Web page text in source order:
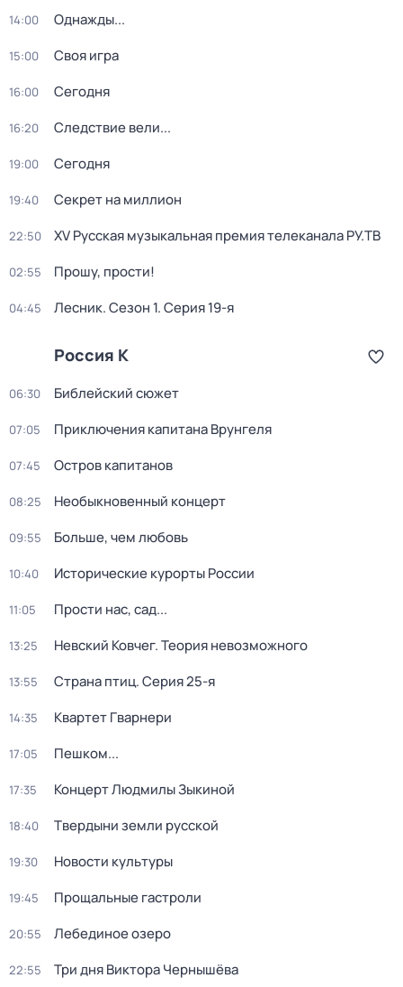
14:00 Однажды...
15:00 Своя игра
16:00 Сегодня
16:20 Следствие вели...
19:00 Сегодня
19:40 Секрет на миллион
22:50 XV Русская музыкальная премия телеканала РУ.ТВ
02:55 Прошу, прости!
04:45 Лесник. Сезон 1. Серия 19-я
Россия К
06:30 Библейский сюжет
07:05 Приключения капитана Врунгеля
07:45 Остров капитанов
08:25 Необыкновенный концерт
09:55 Больше, чем любовь
10:40 Исторические курорты России
11:05 Прости нас, сад...
13:25 Невский Ковчег. Теория невозможного
13:55 Страна птиц. Серия 25-я
14:35 Квартет Гварнери
17:05 Пешком...
17:35 Концерт Людмилы Зыкиной
18:40 Твердыни земли русской
19:30 Новости культуры
19:45 Прощальные гастроли
20:55 Лебединое озеро
22:55 Три дня Виктора Чернышёва